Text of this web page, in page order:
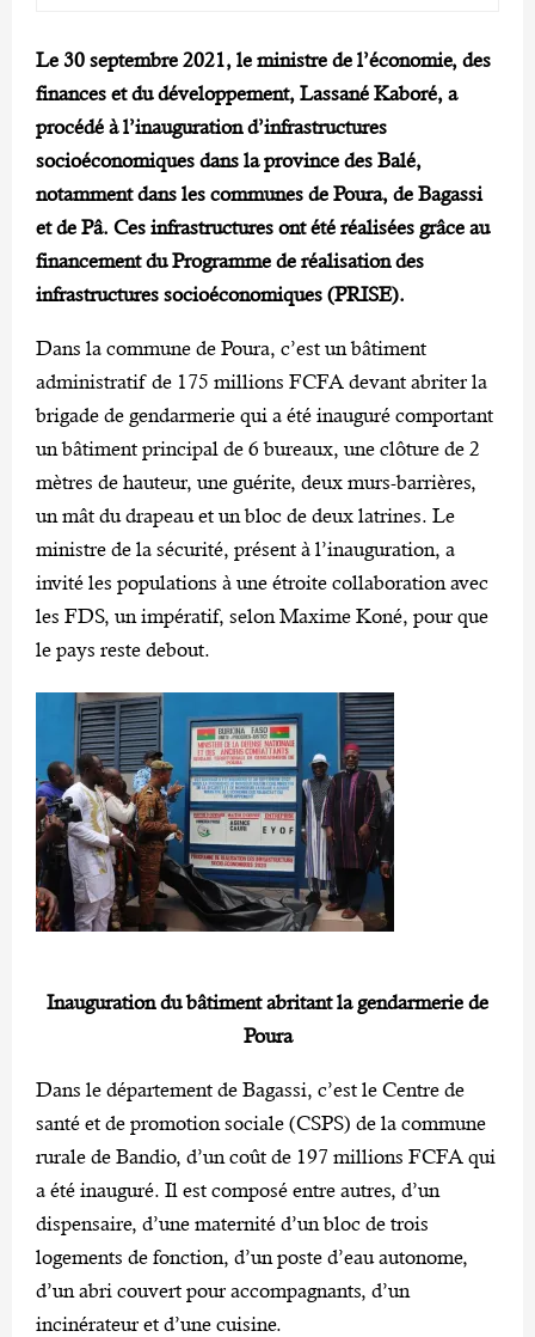
Le 30 septembre 2021, le ministre de l’économie, des
finances et du développement, Lassané Kaboré, a
procédé à l’inauguration d’infrastructures
socioéconomiques dans la province des Balé,
notamment dans les communes de Poura, de Bagassi
et de Pâ. Ces infrastructures ont été réalisées grâce au
financement du Programme de réalisation des
infrastructures socioéconomiques (PRISE).
Dans la commune de Poura, c’est un bâtiment
administratif de 175 millions FCFA devant abriter la
brigade de gendarmerie qui a été inauguré comportant
un bâtiment principal de 6 bureaux, une clôture de 2
mètres de hauteur, une guérite, deux murs-barrières,
un mât du drapeau et un bloc de deux latrines. Le
ministre de la sécurité, présent à l’inauguration, a
invité les populations à une étroite collaboration avec
les FDS, un impératif, selon Maxime Koné, pour que
le pays reste debout.
Inauguration du bâtiment abritant la gendarmerie de
Poura
Dans le département de Bagassi, c’est le Centre de
santé et de promotion sociale (CSPS) de la commune
rurale de Bandio, d’un coût de 197 millions FCFA qui
a été inauguré. Il est composé entre autres, d’un
dispensaire, d’une maternité d’un bloc de trois
logements de fonction, d’un poste d’eau autonome,
d’un abri couvert pour accompagnants, d’un
incinérateur et d’une cuisine.